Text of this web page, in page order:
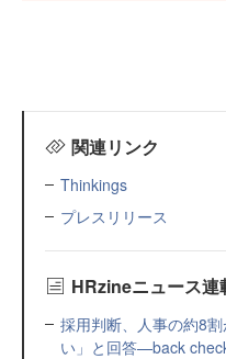
関連リンク
Thinkings
プレスリリース
HRzineニュース連
採用判断、人事の約8
い」と回答—back